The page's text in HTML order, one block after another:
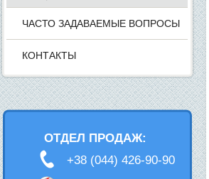
ЧАСТО ЗАДАВАЕМЫЕ ВОПРОСЫ
КОНТАКТЫ
ОТДЕЛ ПРОДАЖ:
+38 (044) 426-90-90